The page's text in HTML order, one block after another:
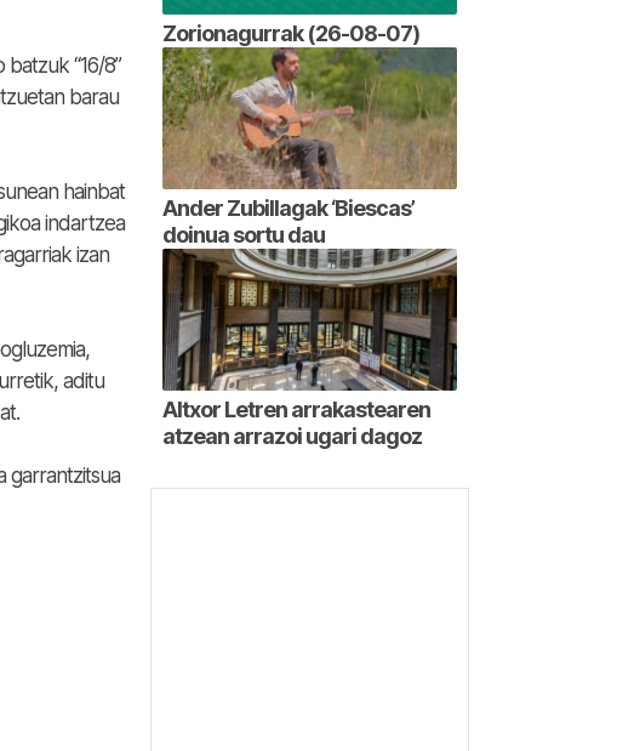
“16/8”
barau
hainbat
indartzea
izan
aditu
garrantzitsua
Zorionagurrak (26-08-07)
Ander Zubillagak ‘Biescas’
doinua sortu dau
Altxor Letren arrakastearen
atzean arrazoi ugari dagoz